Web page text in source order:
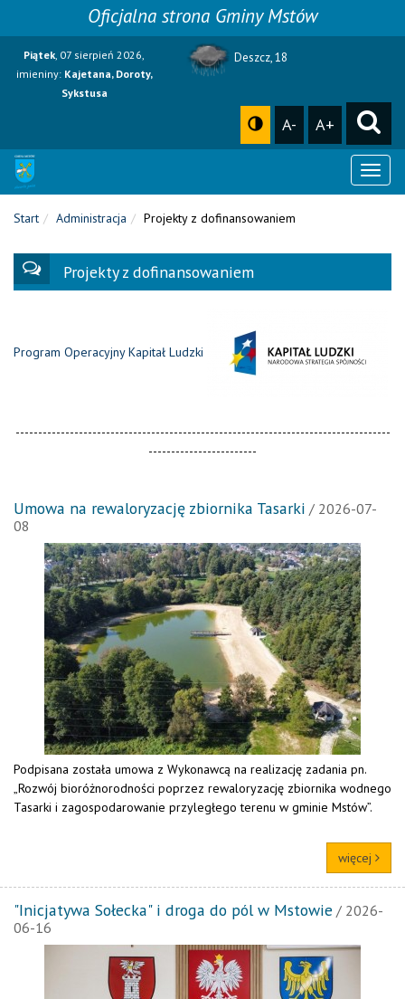
Oficjalna strona Gminy Mstów
Piątek, 07 sierpień 2026,
imieniny: Kajetana, Doroty,
Sykstusa
Deszcz, 18
A- A+
Start
Administracja Projekty z dofinansowaniem
Projekty z dofinansowaniem
Program Operacyjny Kapitał Ludzki
-----------------------------------------------------------------------------------
------------------------
Umowa na rewaloryzację zbiornika Tasarki / 2026-07-
08
Podpisana została umowa z Wykonawcą na realizację zadania pn.
„Rozwój bioróżnorodności poprzez rewaloryzację zbiornika wodnego
Tasarki i zagospodarowanie przyległego terenu w gminie Mstów”.
więcej
"Inicjatywa Sołecka" i droga do pól w Mstowie / 2026-
06-16